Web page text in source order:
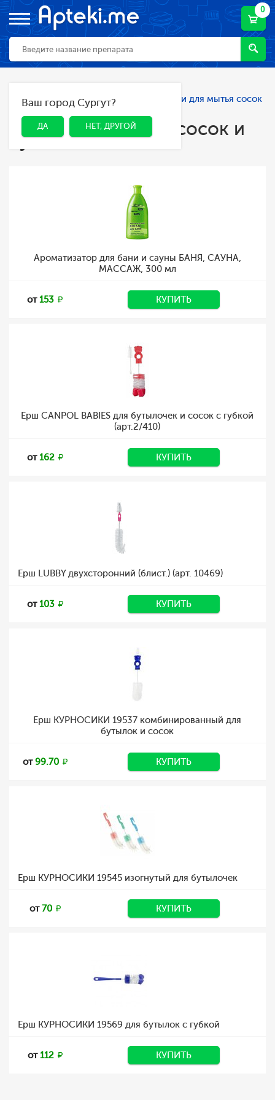
0
ДА НЕТ, ДРУГОЙ
Ваш город Сургут?
ДА НЕТ, ДРУГОЙ
Главная Каталог Гигиена
Ершики для мытья сосок
и бутылочек
Ершики для мытья сосок и
бутылочек
Ароматизатор для бани и сауны БАНЯ, САУНА,
МАССАЖ, 300 мл
от153 КУПИТЬ
Ерш CANPOL BABIES для бутылочек и сосок с губкой
(арт.2/410)
от162 КУПИТЬ
Ерш LUBBY двухсторонний (блист.) (арт. 10469)
от103 КУПИТЬ
Ерш КУРНОСИКИ 19537 комбинированный для
бутылок и сосок
от99.70 КУПИТЬ
Ерш КУРНОСИКИ 19545 изогнутый для бутылочек
от70 КУПИТЬ
Ерш КУРНОСИКИ 19569 для бутылок с губкой
от112 КУПИТЬ